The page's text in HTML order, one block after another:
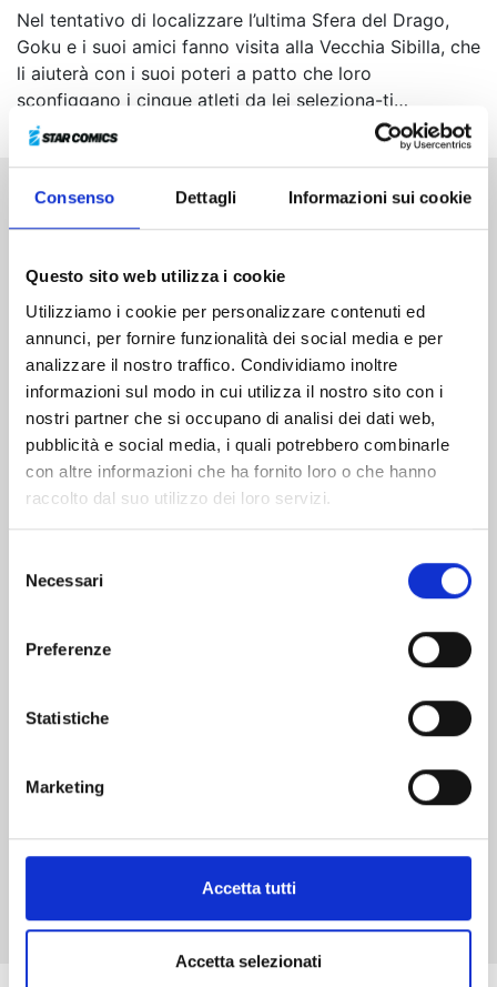
Consenso Dettagli Informazioni sui cookie
Questo sito web utilizza i cookie
Utilizziamo i cookie per personalizzare contenuti ed
annunci, per fornire funzionalità dei social media e per
analizzare il nostro traffico. Condividiamo inoltre
informazioni sul modo in cui utilizza il nostro sito con i
nostri partner che si occupano di analisi dei dati web,
pubblicità e social media, i quali potrebbero combinarle
con altre informazioni che ha fornito loro o che hanno
raccolto dal suo utilizzo dei loro servizi.
delNecessari
Preferenze
Statistiche
Marketing
Accetta tutti
Accetta selezionati
Nel tentativo di localizzare l’ultima Sfera del Drago,
Goku e i suoi amici fanno visita alla Vecchia Sibilla, che
li aiuterà con i suoi poteri a patto che loro
sconfiggano i cinque atleti da lei seleziona-ti…
Altri volumi della serie